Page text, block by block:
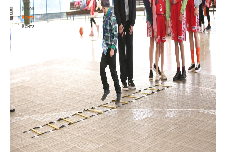
(юноши)
Контакты
Контакты